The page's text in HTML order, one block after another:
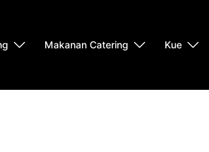
Makanan Catering Kue